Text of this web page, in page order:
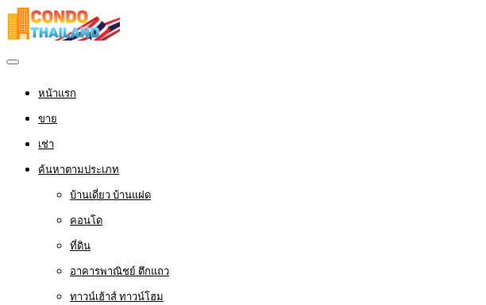
หน้าแรก
ขาย
เช่า
ค้นหาตามประเภท
บ้านเดี่ยว บ้านแฝด
คอนโด
ที่ดิน
อาคารพาณิชย์ ตึกแถว
ทาวน์เฮ้าส์ ทาวน์โฮม